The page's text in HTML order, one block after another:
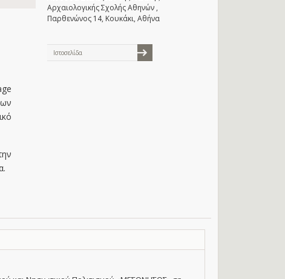
Αρχαιολογικής Σχολής Αθηνών ,
Παρθενώνος 14, Κουκάκι, Αθήνα
Ιστοσελίδα